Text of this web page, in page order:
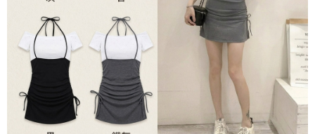
是否繳費成功／繳費後需取消欲退款等相關疑問，請聯繫「AFTEE先享後付
客戶支援中心」
https://netprotections.freshdesk.com/support/home
【注意事項】
１．透過由恩沛科技股份有限公司提供之「AFTEE先享後付」服務完成之交
易，需依本服務之必要範圍內提供個人資料，並將交易相關給付款項請求債
權轉讓予恩沛科技股份有限公司。
２．關於個人資料處理事宜，請瀏覽以下網址：
https://aftee.tw/terms/#terms3
３．未成年的使用者請事先徵得法定代理人或監護人之同意方可使用
「AFTEE先享後付」，若未經同意申辦者引起之損失，本公司不負相關責
郵局宅配
每筆NT$70，滿NT$1,500(含以上)免運費
郵局貨到付款
每筆NT$100，滿NT$1,500(含以上)免運費
黑貓貨到付款